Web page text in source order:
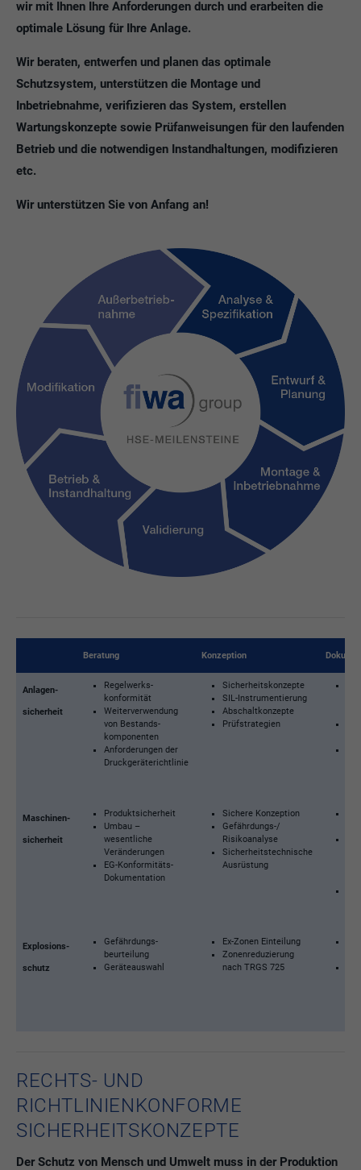
wir mit Ihnen Ihre Anforderungen durch und erarbeiten die
optimale Lösung für Ihre Anlage.
Wir beraten, entwerfen und planen das optimale
Schutzsystem, unterstützen die Montage und
Inbetriebnahme, verifizieren das System, erstellen
Wartungskonzepte sowie Prüfanweisungen für den laufenden
Betrieb und die notwendigen Instandhaltungen, modifizieren
etc.
Wir unterstützen Sie von Anfang an!
Beratung Konzeption
Anlagen­
sicherheit
Regelwerks­
konformität
Weiterverwendung
von Bestands­
komponenten
Anforderungen der
Druckgeräterichtlinie
Sicherheitskonzepte
SIL-Instrumentierung
Abschaltkonzepte
Prüfstrategien
Maschinen­
sicherheit
Produktsicherheit
Umbau –
wesentliche
Veränderungen
EG-Konformitäts-
Dokumentation
Sichere Konzeption
Gefährdungs-/
Risikoanalyse
Sicherheitstechnische
Ausrüstung
Explosions­
schutz
Gefährdungs­
beurteilung
Geräteauswahl
Ex-Zonen Einteilung
Zonenreduzierung
nach TRGS 725
RECHTS- UND
RICHTLINIENKONFORME
SICHERHEITSKONZEPTE
Der Schutz von Mensch und Umwelt muss in der Produktion